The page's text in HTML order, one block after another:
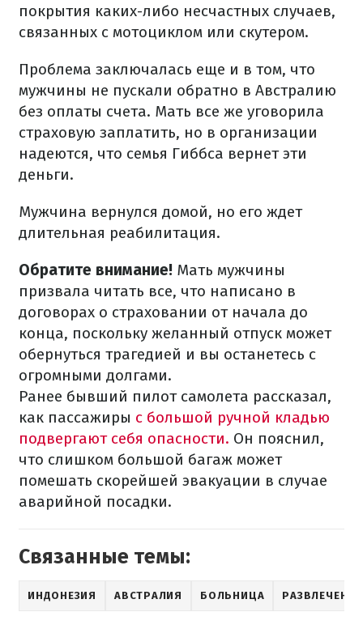
покрытия каких-либо несчастных случаев,
связанных с мотоциклом или скутером.
Проблема заключалась еще и в том, что
мужчины не пускали обратно в Австралию
без оплаты счета. Мать все же уговорила
страховую заплатить, но в организации
надеются, что семья Гиббса вернет эти
деньги.
Мужчина вернулся домой, но его ждет
длительная реабилитация.
Обратите внимание! Мать мужчины
призвала читать все, что написано в
договорах о страховании от начала до
конца, поскольку желанный отпуск может
обернуться трагедией и вы останетесь с
огромными долгами.
Ранее бывший пилот самолета рассказал,
как пассажиры с большой ручной кладью
подвергают себя опасности. Он пояснил,
что слишком большой багаж может
помешать скорейшей эвакуации в случае
аварийной посадки.
Связанные темы:
ИНДОНЕЗИЯ АВСТРАЛИЯ БОЛЬНИЦА РАЗВЛЕЧЕНИЯ